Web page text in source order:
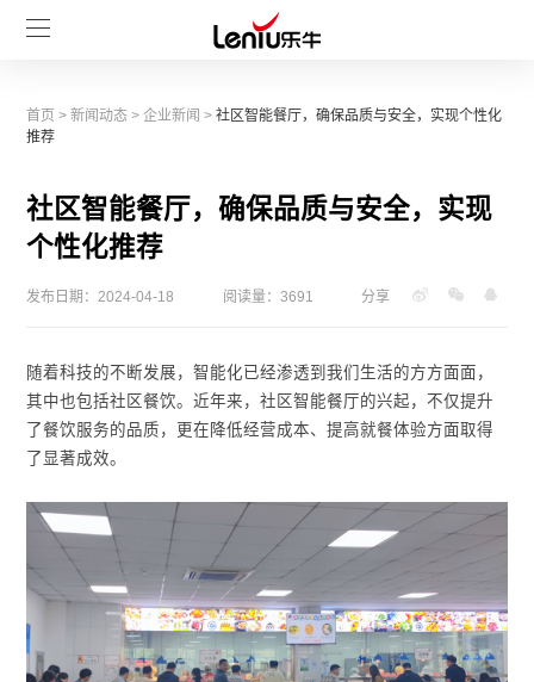
首页 >新闻动态 >企业新闻 >社区智能餐厅，确保品质与安全，实现个性化
推荐
社区智能餐厅，确保品质与安全，实现
个性化推荐
发布日期：2024-04-18 阅读量：3691 分享
随着科技的不断发展，智能化已经渗透到我们生活的方方面面，
其中也包括社区餐饮。近年来，社区智能餐厅的兴起，不仅提升
了餐饮服务的品质，更在降低经营成本、提高就餐体验方面取得
了显著成效。